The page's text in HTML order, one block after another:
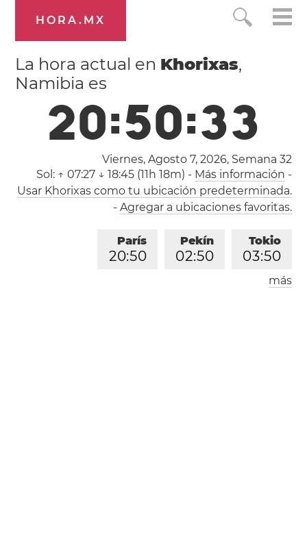
HORA.MX
La hora actual en Khorixas,
Namibia es
20:50:34
Viernes, Agosto 7, 2026, Semana 32
Sol: ↑ 07:27 ↓ 18:45 (11h 18m) - Más información -
Usar Khorixas como tu ubicación predeterminada.
- Agregar a ubicaciones favoritas.
Tokio
03:50
Pekín
02:50
París
20:50
Londres
más